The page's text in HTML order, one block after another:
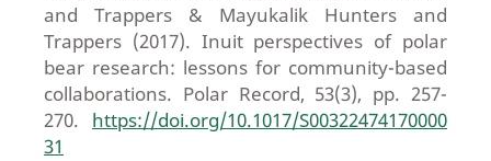
and Trappers & Mayukalik Hunters and
Trappers (2017). Inuit perspectives of polar
bear research: lessons for community-based
collaborations. Polar Record, 53(3), pp. 257-
270. https://doi.org/10.1017/S00322474170000
31